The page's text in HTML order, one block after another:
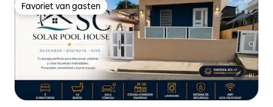
Favoriet van gasten
Favoriet van gasten